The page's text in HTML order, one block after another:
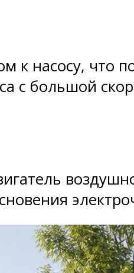
к насосу, что
с большой